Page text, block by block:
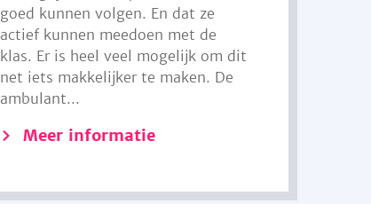
goed kunnen volgen. En dat ze
actief kunnen meedoen met de
klas. Er is heel veel mogelijk om dit
net iets makkelijker te maken. De
ambulant...
Meer informatie